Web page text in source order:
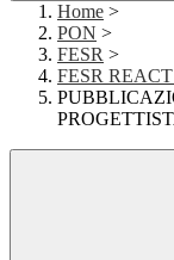
Home >
PON >
FESR >
FESR